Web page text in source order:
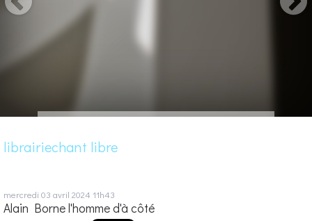
librairiechant libre
mercredi 03 avril 2024 11h43
Alain Borne l'homme d'à côté